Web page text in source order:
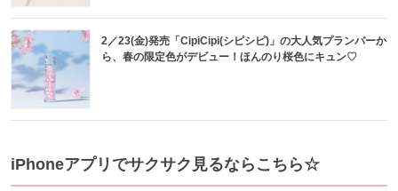
2／23(金)発売「CipiCipi(シピシピ)」の大人気プランバーか
ら、春の限定色がデビュー！ほんのり桜色にキュン♡
iPhoneアプリでサクサク見るならこちら☆